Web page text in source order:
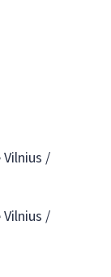
/
/